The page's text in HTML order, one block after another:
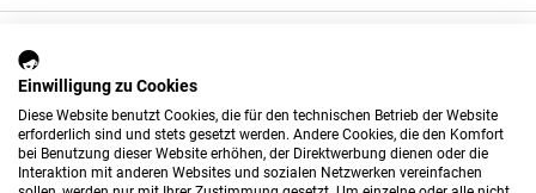
*
Mehrwertsteuer sowie zzgl.
Nachnahmegebühren, sofern nicht anders beschrieben.
Das Angebot dieses Shops richtet sich ausschließlich an gewerbliche
Kunden.Der Mindestbestellwert beträgt 75 Euro.
Einwilligung zu Cookies
Diese Website benutzt Cookies, die für den technischen Betrieb der Website
erforderlich sind und stets gesetzt werden. Andere Cookies, die den Komfort
bei Benutzung dieser Website erhöhen, der Direktwerbung dienen oder die
Interaktion mit anderen Websites und sozialen Netzwerken vereinfachen